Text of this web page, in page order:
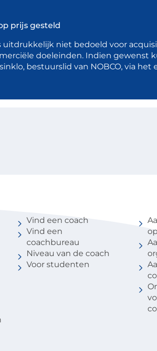
prijs gesteld
niet bedoeld voor
doeleinden. Indien gewenst
bestuurslid van NOBCO, via het
Vind een coach
Vind een
coachbureau
Niveau van de coach
Voor studenten